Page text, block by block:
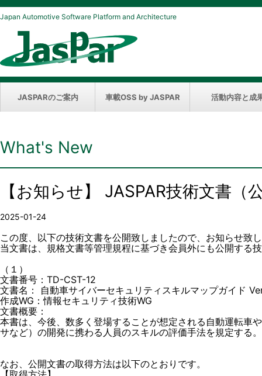
Japan Automotive Software Platform and Architecture
JASPARのご案内 車載OSS by JASPAR 活動内容と成
What's New
【お知らせ】 JASPAR技術文書
2025-01-24
この度、以下の技術文書を公開致しましたので、お知らせ致
当文書は、規格文書等管理規程に基づき会員外にも公開する
（１）
文書番号：TD-CST-12
文書名： 自動車サイバーセキュリティスキルマップガイド
作成WG：情報セキュリティ技術WG
文書概要：
本書は、今後、数多く登場することが想定される自動運転車
サなど）の開発に携わる人員のスキルの評価手法を規定する。
なお、公開文書の取得方法は以下のとおりです。